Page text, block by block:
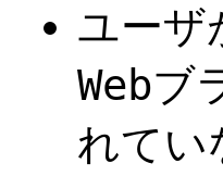
ユーザ
Webブ
れてい